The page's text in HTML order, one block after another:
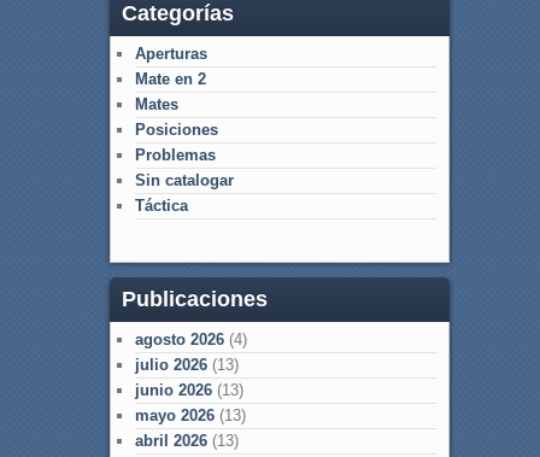
Categorías
Aperturas
Mate en 2
Mates
Posiciones
Problemas
Sin catalogar
Táctica
Publicaciones
agosto 2026(4)
julio 2026(13)
junio 2026(13)
mayo 2026(13)
abril 2026(13)